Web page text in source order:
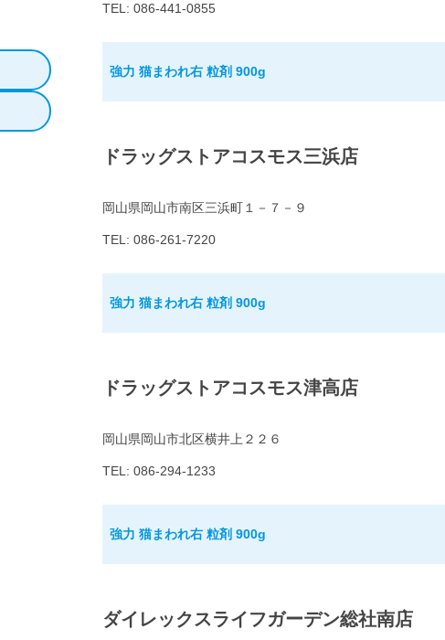
TEL: 086-441-0855
強力 猫まわれ右 粒剤 900g
ドラッグストアコスモス三浜店
岡山県岡山市南区三浜町１－７－９
TEL: 086-261-7220
強力 猫まわれ右 粒剤 900g
ドラッグストアコスモス津高店
岡山県岡山市北区横井上２２６
TEL: 086-294-1233
強力 猫まわれ右 粒剤 900g
ダイレックスライフガーデン総社南店